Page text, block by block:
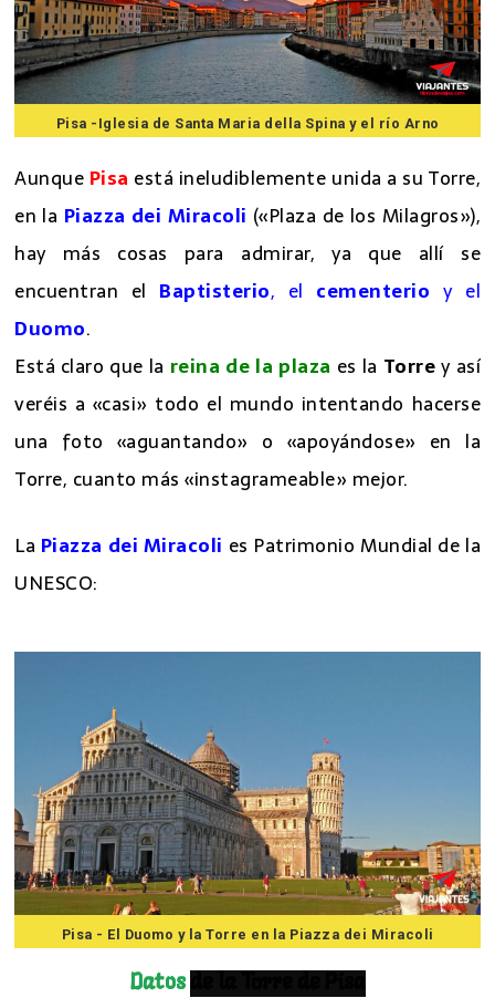
AunquePisa está ineludiblemente unida a su Torre,
en la Piazza dei Miracoli(«Plaza de los Milagros»),
hay más cosas para admirar, ya que allí se
encuentran el
Duomo.
Está claro que lareina de la plazaes laTorrey así
veréis a «casi» todo el mundo intentando hacerse
una foto «aguantando» o «apoyándose» en la
LaPiazza dei Miracoli
Pisa - El Duomo y la Torre en la Piazza dei Miracoli